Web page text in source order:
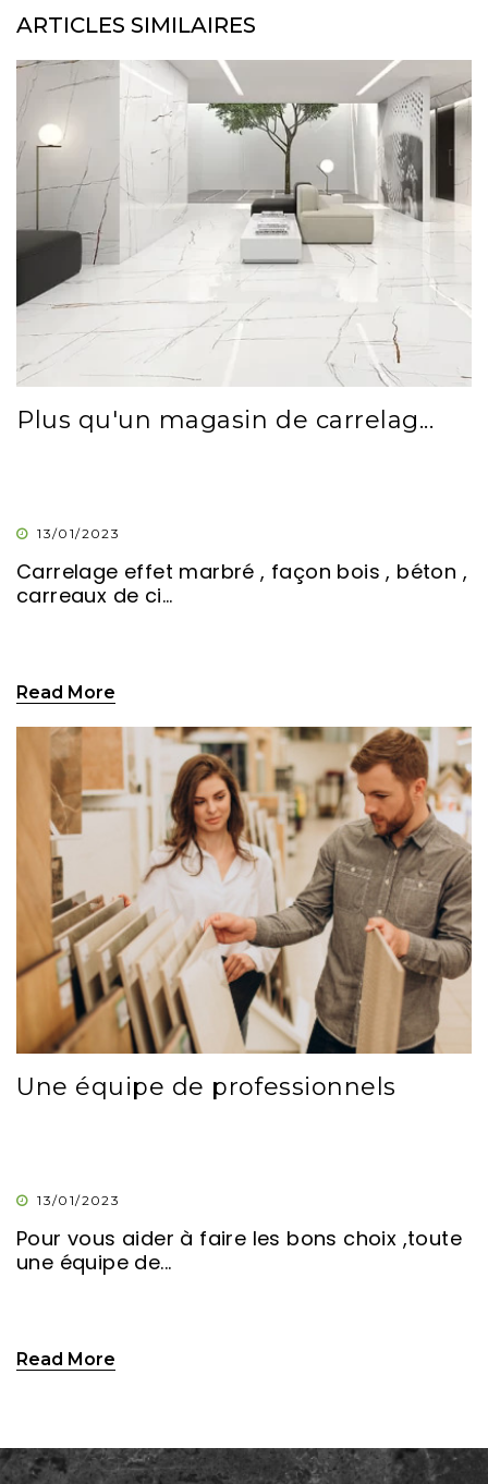
ARTICLES SIMILAIRES
Plus qu'un magasin de carrelag...
13/01/2023
Carrelage effet marbré , façon bois , béton ,
carreaux de ci...
Read More
Une équipe de professionnels
13/01/2023
Pour vous aider à faire les bons choix ,toute
une équipe de...
Read More